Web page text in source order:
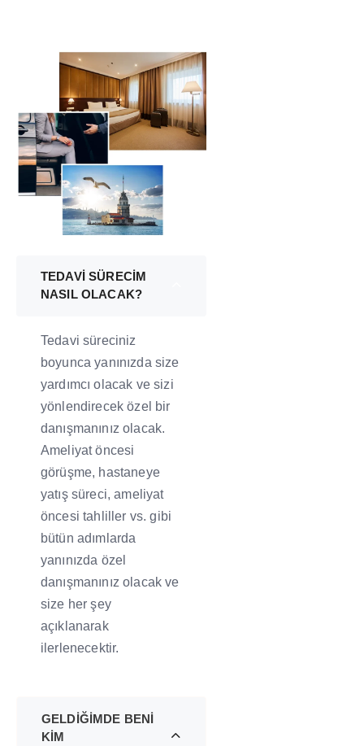
TEDAVİ SÜRECİM
NASIL OLACAK?
Tedavi süreciniz
boyunca yanınızda size
yardımcı olacak ve sizi
yönlendirecek özel bir
danışmanınız olacak.
Ameliyat öncesi
görüşme, hastaneye
yatış süreci, ameliyat
öncesi tahliller vs. gibi
bütün adımlarda
yanınızda özel
danışmanınız olacak ve
size her şey
açıklanarak
ilerlenecektir.
GELDİĞİMDE BENİ
KİM